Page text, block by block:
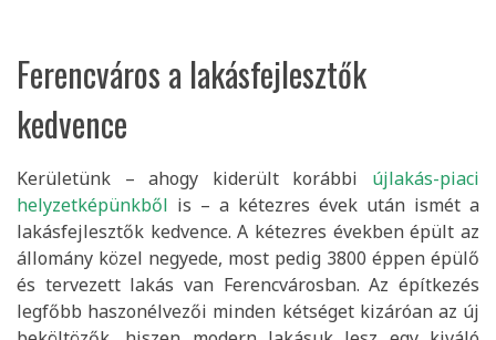
Ferencváros a lakásfejlesztők
kedvence
Kerületünk – ahogy kiderült korábbi újlakás-piaci
helyzetképünkből is – a kétezres évek után ismét a
lakásfejlesztők kedvence. A kétezres években épült az
állomány közel negyede, most pedig 3800 éppen épülő
és tervezett lakás van Ferencvárosban. Az építkezés
legfőbb haszonélvezői minden kétséget kizáróan az új